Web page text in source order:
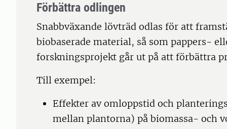
Förbättra odlingen
Snabbväxande lövträd odlas för att
biobaserade material, så som pappers-
forskningsprojekt går ut på att förbättra
Till exempel:
Effekter av omloppstid och
mellan plantorna) på biomassa- och